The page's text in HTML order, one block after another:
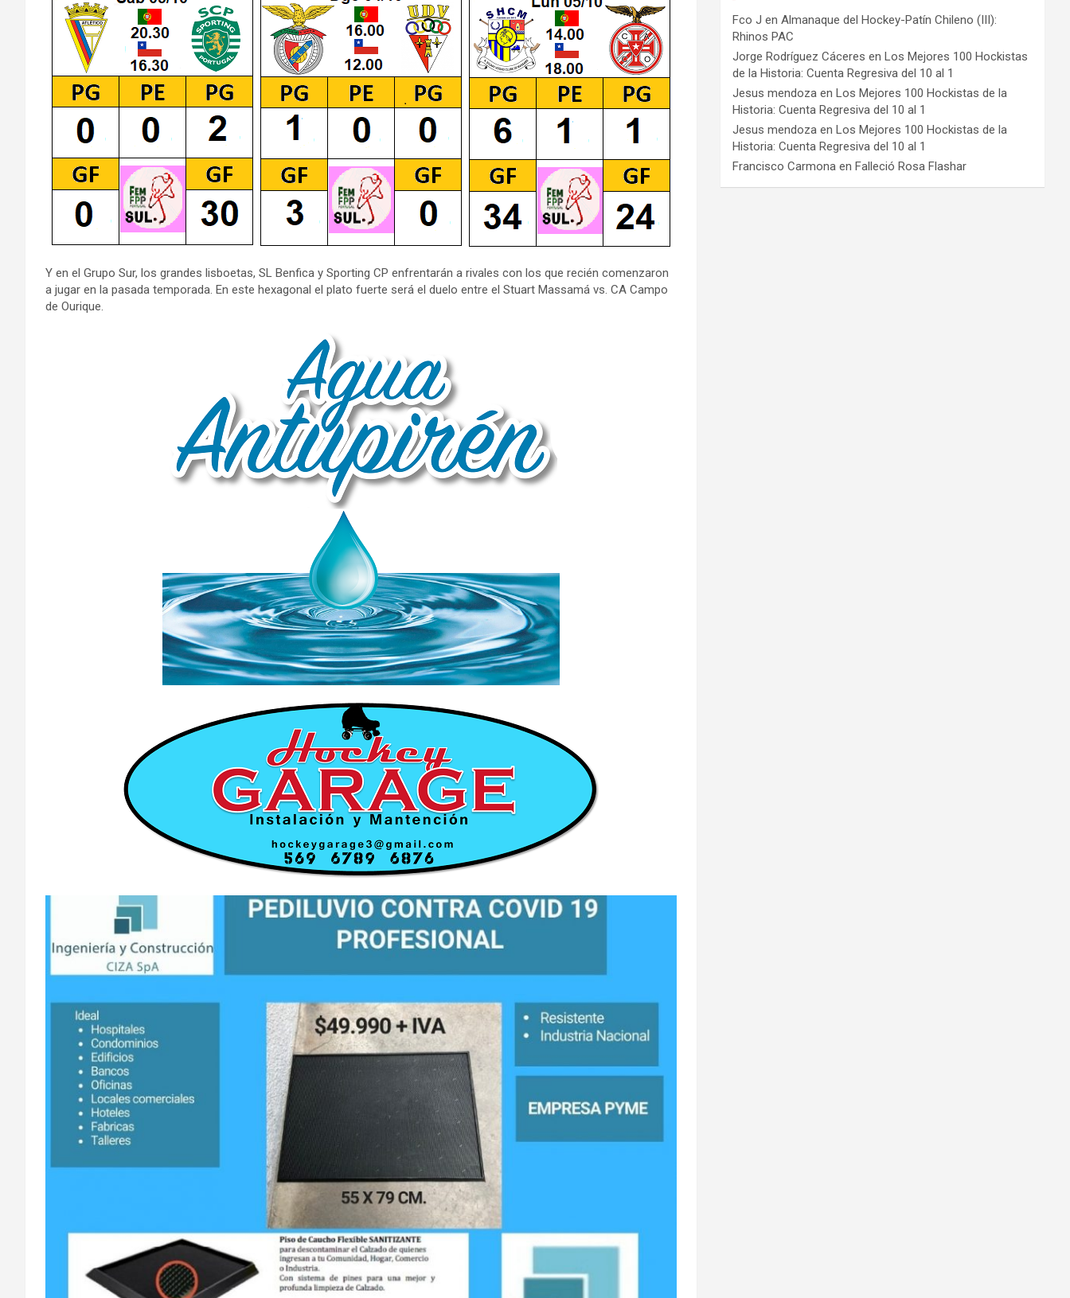
Y en el Grupo Sur, los grandes lisboetas, SL Benfica y Sporting CP enfrentarán a rivales con los que recién comenzaron
a jugar en la pasada temporada. En este hexagonal el plato fuerte será el duelo entre el Stuart Massamá vs. CA Campo
de Ourique.
Fco J enAlmanaque del Hockey-Patín Chileno (III):
Rhinos PAC
Jorge Rodríguez Cáceres enLos Mejores 100 Hockistas
de la Historia: Cuenta Regresiva del 10 al 1
Jesus mendoza enLos Mejores 100 Hockistas de la
Historia: Cuenta Regresiva del 10 al 1
Jesus mendoza enLos Mejores 100 Hockistas de la
Historia: Cuenta Regresiva del 10 al 1
Francisco Carmona enFalleció Rosa Flashar